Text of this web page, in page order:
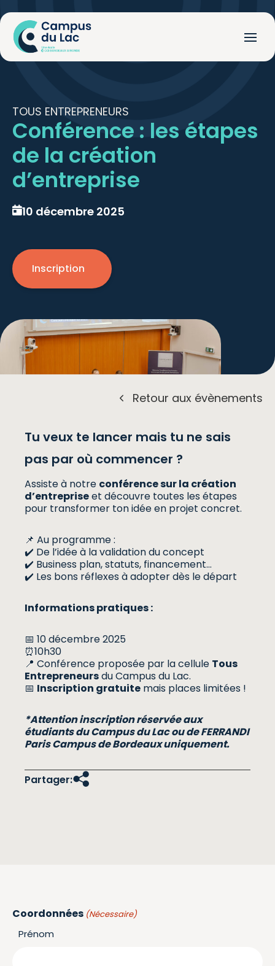
Inscription
TOUS ENTREPRENEURS
Conférence : les étapes
de la création
d’entreprise
10 décembre 2025
Inscription
Retour aux évènements
Tu veux te lancer mais tu ne sais
pas par où commencer ?
Assiste à notre conférence sur la création
d’entrepriseet découvre toutes les étapes
pour transformer ton idée en projet concret.
📌 Au programme :
✔️ De l’idée à la validation du concept
✔️ Business plan, statuts, financement…
✔️ Les bons réflexes à adopter dès le départ
Informations pratiques :
📅 10 décembre 2025
⏰10h30
📍 Conférence proposée par la cellule Tous
Entrepreneursdu Campus du Lac.
📅 Inscription gratuite mais places limitées !
*Attention inscription réservée aux
étudiants du Campus du Lac ou de FERRANDI
Paris Campus de Bordeaux uniquement.
Partager:
Coordonnées (Nécessaire)
Prénom